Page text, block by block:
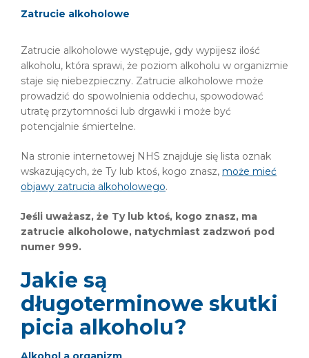
Zatrucie alkoholowe
Zatrucie alkoholowe występuje, gdy wypijesz ilość
alkoholu, która sprawi, że poziom alkoholu w organizmie
staje się niebezpieczny. Zatrucie alkoholowe może
prowadzić do spowolnienia oddechu, spowodować
utratę przytomności lub drgawki i może być
potencjalnie śmiertelne.
Na stronie internetowej NHS znajduje się lista oznak
wskazujących, że Ty lub ktoś, kogo znasz, może mieć
objawy zatrucia alkoholowego.
Jeśli uważasz, że Ty lub ktoś, kogo znasz, ma
zatrucie alkoholowe, natychmiast zadzwoń pod
numer 999.
Jakie są
długoterminowe skutki
picia alkoholu?